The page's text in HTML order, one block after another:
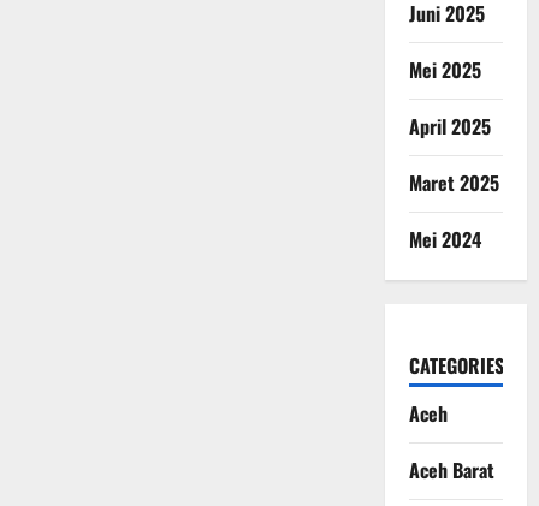
Juni 2025
Mei 2025
April 2025
Maret 2025
Mei 2024
CATEGORIES
Aceh
Aceh Barat